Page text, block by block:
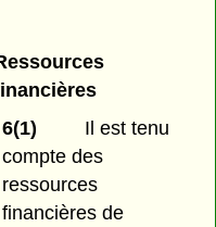
6(1)
Il est tenu
compte des
ressources
financières de